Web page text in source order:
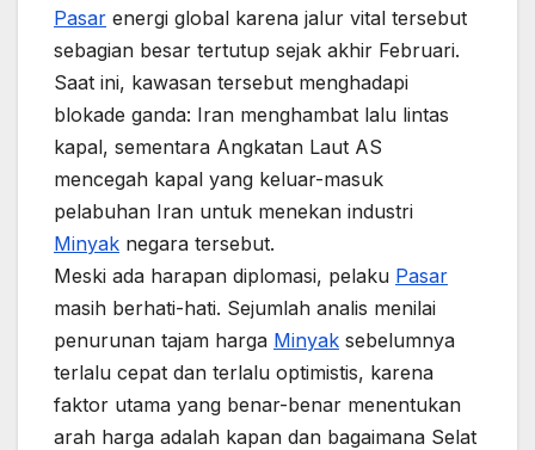
Pasar energi global karena jalur vital tersebut
sebagian besar tertutup sejak akhir Februari.
Saat ini, kawasan tersebut menghadapi
blokade ganda: Iran menghambat lalu lintas
kapal, sementara Angkatan Laut AS
mencegah kapal yang keluar-masuk
pelabuhan Iran untuk menekan industri
Minyak negara tersebut.
Meski ada harapan diplomasi, pelaku Pasar
masih berhati-hati. Sejumlah analis menilai
penurunan tajam harga Minyak sebelumnya
terlalu cepat dan terlalu optimistis, karena
faktor utama yang benar-benar menentukan
arah harga adalah kapan dan bagaimana Selat